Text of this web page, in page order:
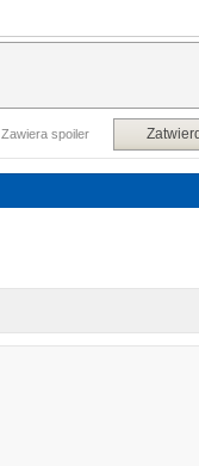
Zawiera spoiler